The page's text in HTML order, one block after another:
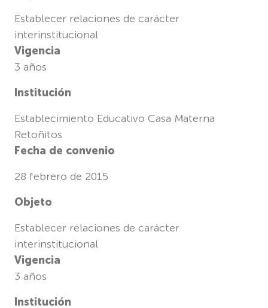
Establecer relaciones de carácter
interinstitucional
Vigencia
3 años
Institución
Establecimiento Educativo Casa Materna
Retoñitos
Fecha de convenio
28 febrero de 2015
Objeto
Establecer relaciones de carácter
interinstitucional
Vigencia
3 años
Institución